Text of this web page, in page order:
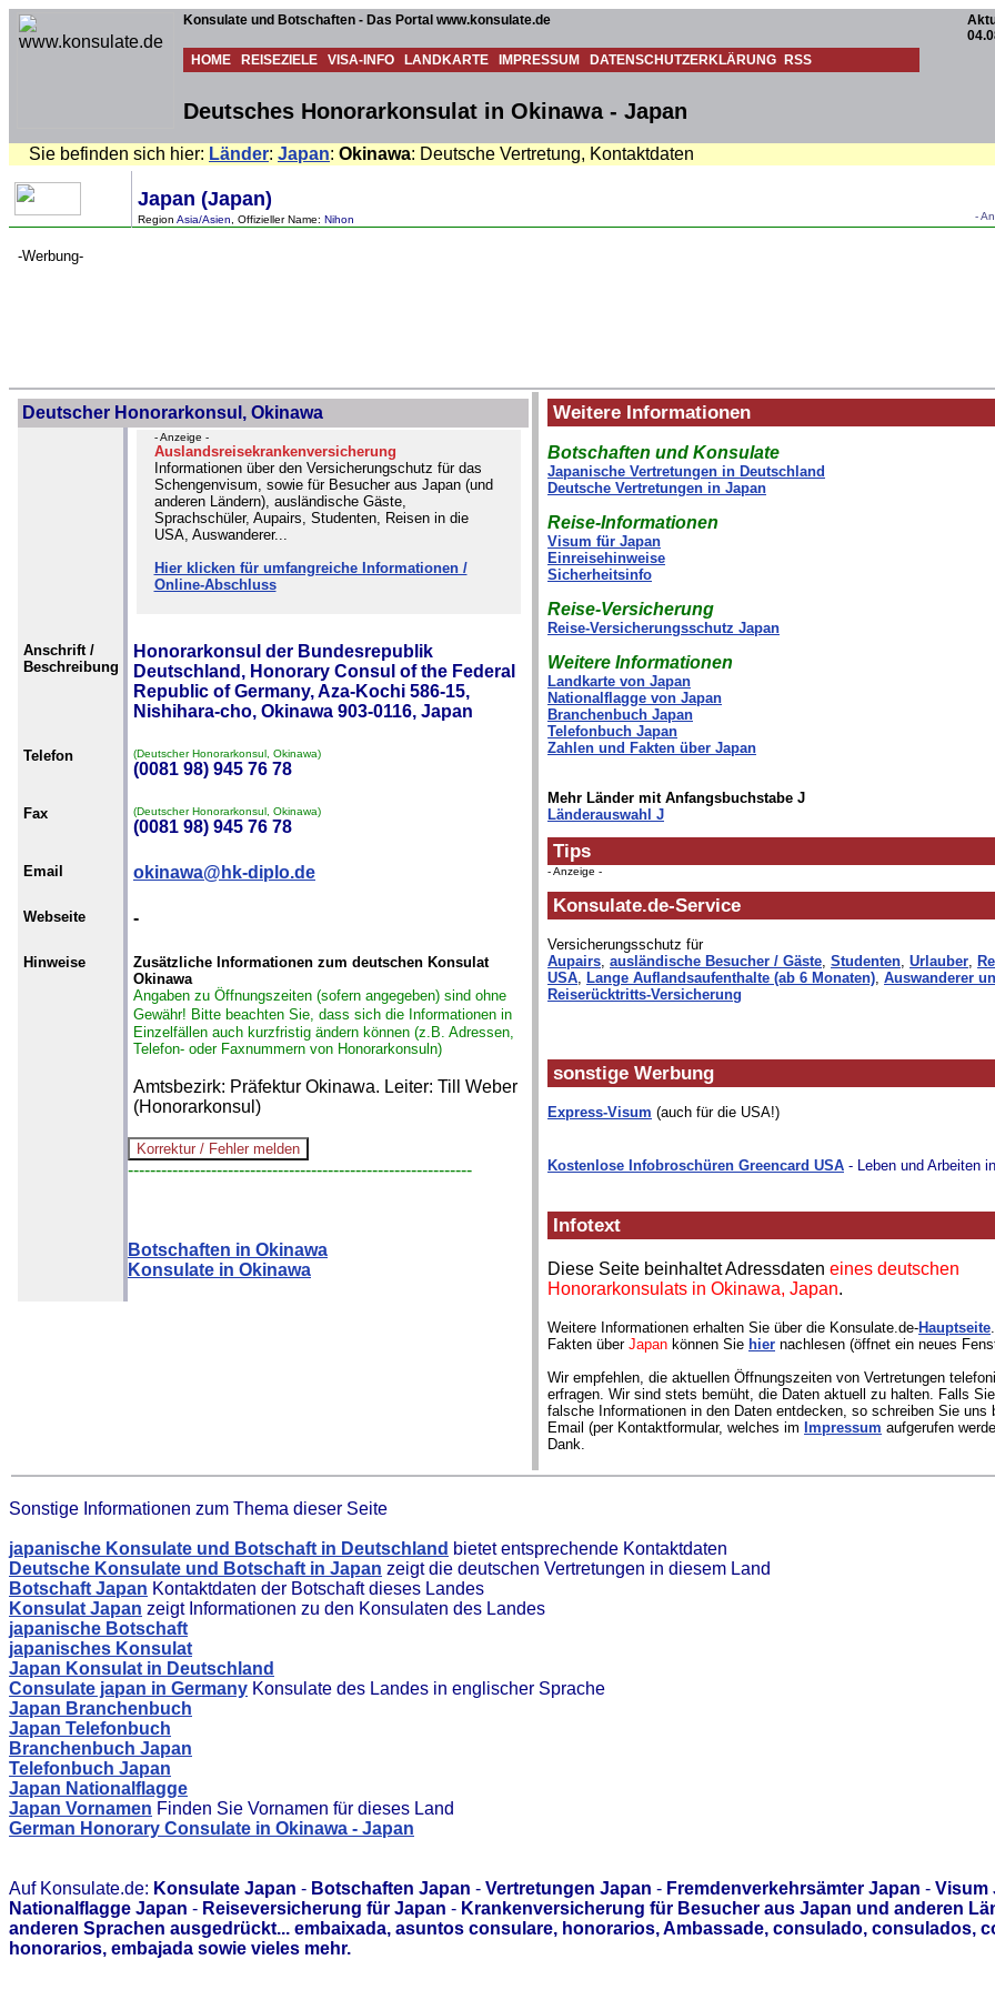
Konsulate und Botschaften - Das Portal www.konsulate.de
HOME REISEZIELE VISA-INFO LANDKARTE IMPRESSUM DATENSCHUTZERKLÄRUNG RSS
Deutsches Honorarkonsulat in Okinawa - Japan
Sie befinden sich hier: Länder: Japan: Okinawa: Deutsche Vertretung, Kontaktdaten
Japan (Japan)
Region Asia/Asien , Offizieller Name: Nihon -
-Werbung-
Deutscher Honorarkonsul, Okinawa
- Anzeige -
Auslandsreisekrankenversicherung
Informationen über den Versicherungschutz für das
Schengenvisum, sowie für Besucher aus Japan (und
anderen Ländern), ausländische Gäste,
Sprachschüler, Aupairs, Studenten, Reisen in die
USA, Auswanderer...
Hier klicken für umfangreiche Informationen /
Online-Abschluss
Anschrift /
Beschreibung
Honorarkonsul der Bundesrepublik
Deutschland, Honorary Consul of the Federal
Republic of Germany, Aza-Kochi 586-15,
Nishihara-cho, Okinawa 903-0116, Japan
Telefon (Deutscher Honorarkonsul, Okinawa)
(0081 98) 945 76 78
Fax (Deutscher Honorarkonsul, Okinawa)
(0081 98) 945 76 78
Email okinawa@hk-diplo.de
Webseite -
Hinweise
Zusätzliche Informationen zum deutschen Konsulat
Okinawa
Angaben zu Öffnungszeiten (sofern angegeben) sind ohne
Gewähr! Bitte beachten Sie, dass sich die Informationen in
Einzelfällen auch kurzfristig ändern können (z.B. Adressen,
Telefon- oder Faxnummern von Honorarkonsuln)
Amtsbezirk: Präfektur Okinawa. Leiter: Till Weber
(Honorarkonsul)
--------------------------------------------------------------
Botschaften in Okinawa
Konsulate in Okinawa
Weitere Informationen
Botschaften und Konsulate
Japanische Vertretungen in Deutschland
Deutsche Vertretungen in Japan
Reise-Informationen
Visum für Japan
Einreisehinweise
Sicherheitsinfo
Reise-Versicherung
Reise-Versicherungsschutz Japan
Weitere Informationen
Landkarte von Japan
Nationalflagge von Japan
Branchenbuch Japan
Telefonbuch Japan
Zahlen und Fakten über Japan
Mehr Länder mit Anfangsbuchstabe J
Länderauswahl J
Tips
- Anzeige -
Konsulate.de-Service
Versicherungsschutz für
Aupairs, ausländische Besucher / Gäste, Studenten, Urlauber,
USA, Lange Auflandsaufenthalte (ab 6 Monaten), Auswanderer
Reiserücktritts-Versicherung
sonstige Werbung
Express-Visum (auch für die USA!)
Kostenlose Infobroschüren Greencard USA - Leben und Arbeiten
Infotext
Diese Seite beinhaltet Adressdaten eines deutschen
Honorarkonsulats in Okinawa, Japan.
Weitere Informationen erhalten Sie über die Konsulate.de-Hauptseite
Fakten über Japan können Sie hier nachlesen (öffnet ein neues
Wir empfehlen, die aktuellen Öffnungszeiten von Vertretungen
erfragen. Wir sind stets bemüht, die Daten aktuell zu halten. Falls
falsche Informationen in den Daten entdecken, so schreiben Sie uns
Email (per Kontaktformular, welches im Impressum aufgerufen
Dank.
Sonstige Informationen zum Thema dieser Seite
japanische Konsulate und Botschaft in Deutschland bietet entsprechende Kontaktdaten
Deutsche Konsulate und Botschaft in Japan zeigt die deutschen Vertretungen in diesem Land
Botschaft Japan Kontaktdaten der Botschaft dieses Landes
Konsulat Japan zeigt Informationen zu den Konsulaten des Landes
japanische Botschaft
japanisches Konsulat
Japan Konsulat in Deutschland
Consulate japan in Germany Konsulate des Landes in englischer Sprache
Japan Branchenbuch
Japan Telefonbuch
Branchenbuch Japan
Telefonbuch Japan
Japan Nationalflagge
Japan Vornamen Finden Sie Vornamen für dieses Land
German Honorary Consulate in Okinawa - Japan
Auf Konsulate.de: Konsulate Japan - Botschaften Japan - Vertretungen Japan - Fremdenverkehrsämter Japan - Visum
Nationalflagge Japan - Reiseversicherung für Japan - Krankenversicherung für Besucher aus Japan und anderen
anderen Sprachen ausgedrückt... embaixada, asuntos consulare, honorarios, Ambassade, consulado, consulados,
honorarios, embajada sowie vieles mehr.